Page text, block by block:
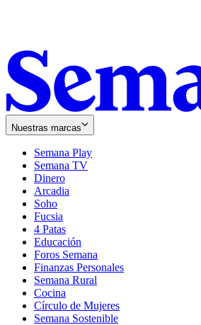
Nuestras marcas
Semana Play
Semana TV
Dinero
Arcadia
Soho
in
new
window
Fucsia
in
new
window
4 Patas
Educación
Foros Semana
Finanzas Personales
Semana Rural
Cocina
Círculo de Mujeres
Semana Sostenible